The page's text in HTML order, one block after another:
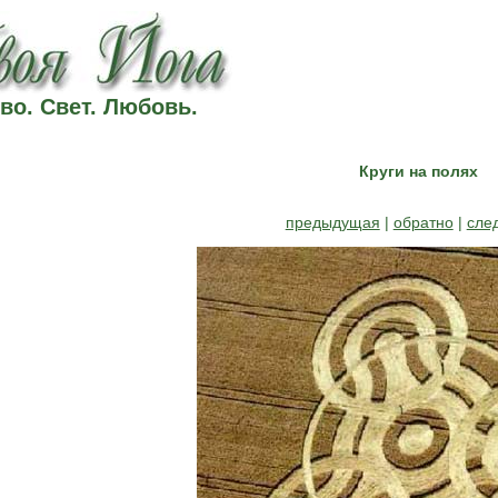
Свет. Любовь.
Круги на полях
предыдущая | обратно|